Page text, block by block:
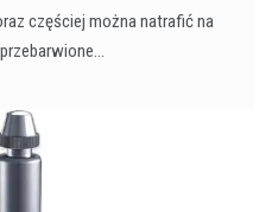
częściej można natrafić na